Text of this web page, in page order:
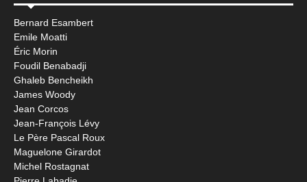
Bernard Esambert
Emile Moatti
Éric Morin
Foudil Benabadji
Ghaleb Bencheikh
James Woody
Jean Corcos
Jean-François Lévy
Le Père Pascal Roux
Maguelone Girardot
Michel Rostagnat